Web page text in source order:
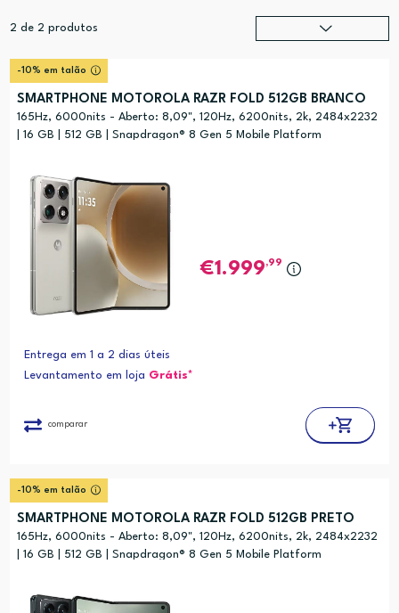
2 de 2 produtos
Preço (mais baixo)
-10% em talão
SMARTPHONE MOTOROLA RAZR FOLD 512GB BRANCO
165Hz, 6000nits - Aberto: 8,09", 120Hz, 6200nits, 2k, 2484x2232
| 16 GB | 512 GB | Snapdragon® 8 Gen 5 Mobile Platform
1.999,99
Entrega em 1 a 2 dias úteis
Levantamento em loja Grátis*
comparar
-10% em talão
SMARTPHONE MOTOROLA RAZR FOLD 512GB PRETO
165Hz, 6000nits - Aberto: 8,09", 120Hz, 6200nits, 2k, 2484x2232
| 16 GB | 512 GB | Snapdragon® 8 Gen 5 Mobile Platform